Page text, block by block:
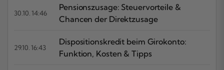
30.10. 14:46
Pensionszusage: Steuervorteile &
Chancen der Direktzusage
29.10. 16:43
Dispositionskredit beim Girokonto:
Funktion, Kosten & Tipps